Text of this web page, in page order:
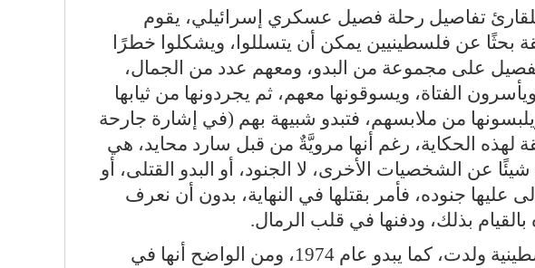
تفاصيل رحلة فصيل عسكري إسرائيلي، يقوم
بحثًا عن فلسطينيين يمكن أن يتسللوا، ويشكلوا خطرًا
الفصيل على مجموعة من البدو، ومعهم عدد من الجمال،
الفتاة، ويسوقونها معهم، ثم يجردونها من ثيابها
من ملابسهم، فتبدو شبيهة بهم (في إشارة جارحة
لهذه الحكاية، رغم أنها مرويَّةٌ من قبل سارد محايد، هي
عن الشخصيات الأخرى، لا الجنود، أو البدو القتلى، أو
عليها جنوده، فأمر بقتلها في النهاية، بدون أن نعرف
بذلك، ودفنها في قلب الرمال.
الجزء الثاني من الرواية ترويه فتاة فلسطينية ولدت، كما يبدو عام 1974، ومن الواضح أنها في